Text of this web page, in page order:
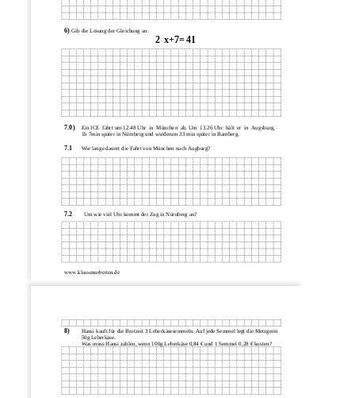
www.klassenarbeiten.de
6) Gib die Lösung der Gleichung an:
2 · x+7= 41
7.0)
Ein ICE  fährt um 12.48 Uhr  in  München  ab. Um  13.26 Uhr  hält  er  in  Augsburg,
1h 7min später in Nürnberg und wiederum 33 min später in Bamberg.
7.1
      Wie lange dauert die Fahrt von München nach Augburg?
7.2
        Um wie viel Uhr kommt der Zug in Nürnberg an?
8)
Hansi kauft für die Brotzeit 3 Leberkäsesemmeln. Auf jede Semmel legt die Metzgerin
50g Leberkäse.
Was muss Hansi zahlen, wenn 100g Leberkäse 0,84 € und 1 Semmel 0,28 € kosten?